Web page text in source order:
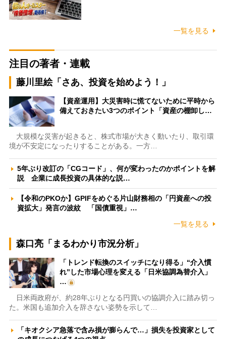
一覧を見る
注目の著者・連載
藤川里絵「さあ、投資を始めよう！」
【資産運用】大災害時に慌てないために平時から
備えておきたい3つのポイント「資産の棚卸し…
大規模な災害が起きると、株式市場が大きく動いたり、取引環
境が不安定になったりすることがある。一方…
5年ぶり改訂の「CGコード」、何が変わったのかポイントを解
説 企業に成長投資の具体的な説…
【令和のPKOか】GPIFをめぐる片山財務相の「円資産への投
資拡大」発言の波紋 「国債重視」…
一覧を見る
森口亮「まるわかり市況分析」
「トレンド転換のスイッチになり得る」“介入慣
れ”した市場心理を変える「日米協調為替介入」
…
日米両政府が、約28年ぶりとなる円買いの協調介入に踏み切っ
た。米国も追加介入を辞さない姿勢を示して…
「キオクシア急落で含み損が膨らんで…」損失を投資家として